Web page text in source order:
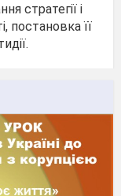
стратегії і
постановка її